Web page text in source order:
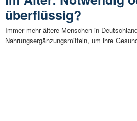
überflüssig?
Immer mehr ältere Menschen in
Nahrungsergänzungsmitteln, um ihre